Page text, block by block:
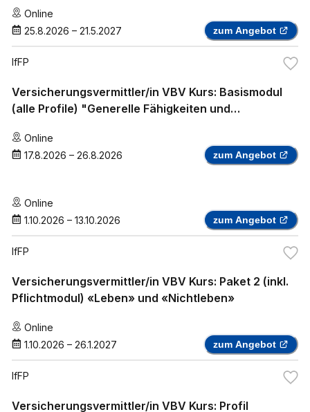
Online
25.8.2026 – 21.5.2027 zum Angebot
IfFP
Versicherungsvermittler/in VBV Kurs: Basismodul
(alle Profile) "Generelle Fähigkeiten und
Online
17.8.2026 – 26.8.2026 zum Angebot
Online
1.10.2026 – 13.10.2026 zum Angebot
IfFP
Versicherungsvermittler/in VBV Kurs: Paket 2 (inkl.
Pflichtmodul) «Leben» und «Nichtleben»
Online
1.10.2026 – 26.1.2027 zum Angebot
IfFP
Versicherungsvermittler/in VBV Kurs: Profil